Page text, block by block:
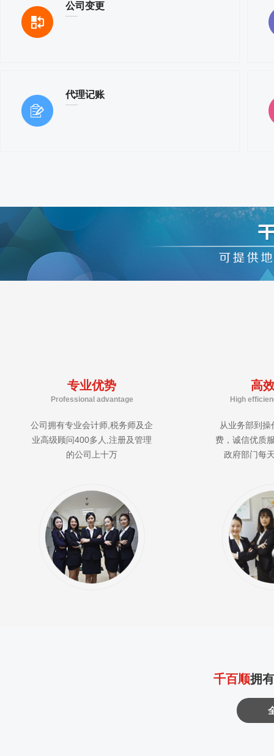
公司变更
代理记账
专业优势
Professional advantage
公司拥有专业会计师,税务师及企
业高级顾问400多人,注册及管理
的公司上十万
高
High
从业务部到操
费，诚信优质
政府部门每
千百顺拥有